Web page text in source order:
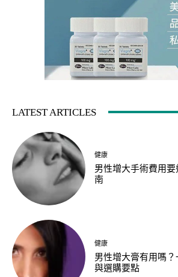
LATEST ARTICLES
健康
男性增大手術費用
南
健康
男性增大膏有用嗎
與選購要點